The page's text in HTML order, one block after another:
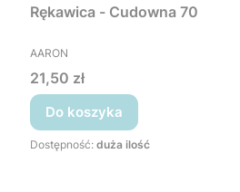
Rękawica - Cudowna 70
PRODUCENT
AARON
Cena
21,50 zł
Do koszyka
Dostępność: duża ilość